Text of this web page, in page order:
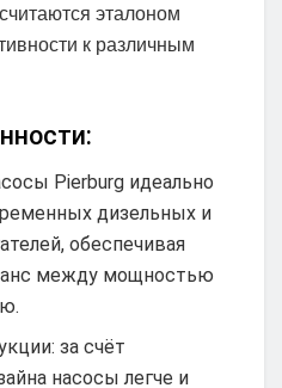
эталоном
к различным
Pierburg идеально
дизельных и
обеспечивая
между мощностью
за счёт
насосы легче и